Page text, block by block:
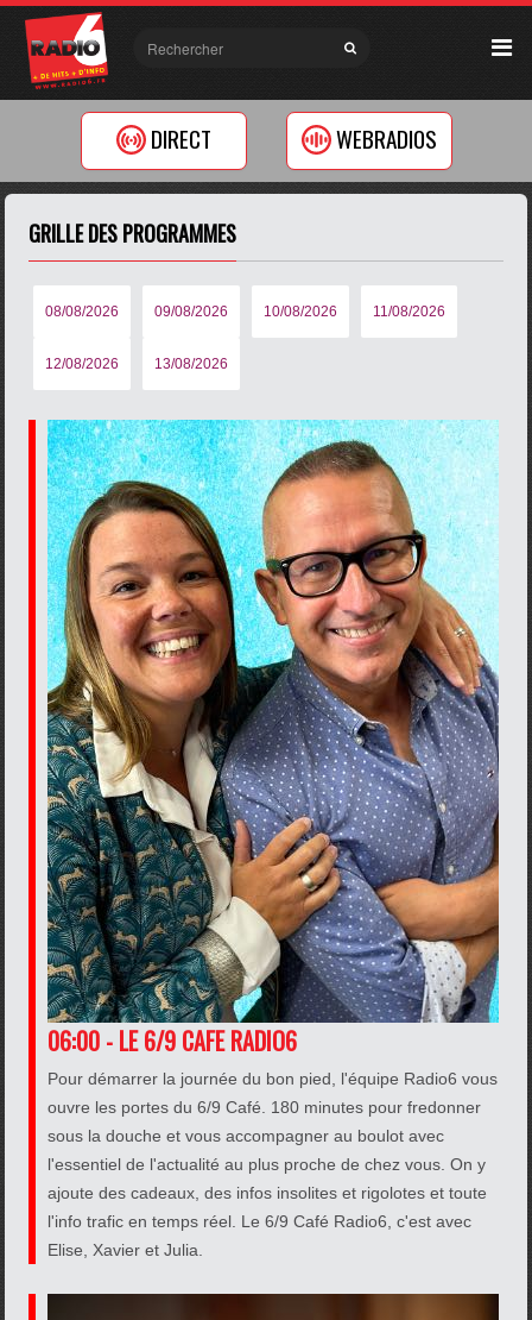
DIRECT WEBRADIOS
GRILLE DES PROGRAMMES
08/08/2026 09/08/2026 10/08/2026 11/08/2026
12/08/2026 13/08/2026
06:00 - LE 6/9 CAFE RADIO6
Pour démarrer la journée du bon pied, l'équipe Radio6 vous
ouvre les portes du 6/9 Café. 180 minutes pour fredonner
sous la douche et vous accompagner au boulot avec
l'essentiel de l'actualité au plus proche de chez vous. On y
ajoute des cadeaux, des infos insolites et rigolotes et toute
l'info trafic en temps réel. Le 6/9 Café Radio6, c'est avec
Elise, Xavier et Julia.